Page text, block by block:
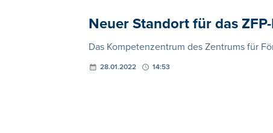
Neuer Standort für das
Das Kompetenzentrum des Zentrums für
28.01.2022 14:53